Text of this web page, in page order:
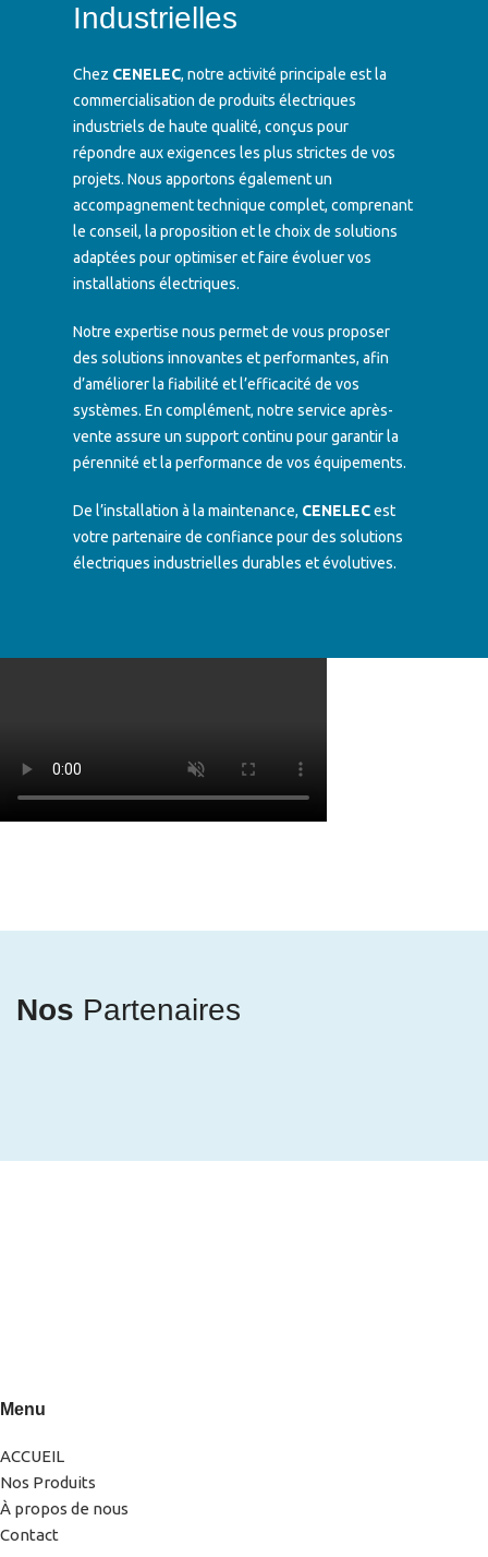
Industrielles
Chez CENELEC, notre activité principale est la
commercialisation de produits électriques
industriels de haute qualité, conçus pour
répondre aux exigences les plus strictes de vos
projets. Nous apportons également un
accompagnement technique complet, comprenant
le conseil, la proposition et le choix de solutions
adaptées pour optimiser et faire évoluer vos
installations électriques.
Notre expertise nous permet de vous proposer
des solutions innovantes et performantes, afin
d’améliorer la fiabilité et l’efficacité de vos
systèmes. En complément, notre service après-
vente assure un support continu pour garantir la
pérennité et la performance de vos équipements.
De l’installation à la maintenance, CENELECest
votre partenaire de confiance pour des solutions
électriques industrielles durables et évolutives.
Nos Partenaires
Menu
ACCUEIL
Nos Produits
À propos de nous
Contact